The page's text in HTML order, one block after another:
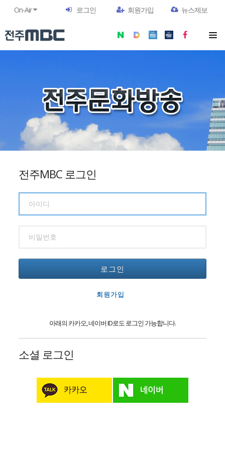
On-Air 로그인 회원가입 뉴스제보
전주MBC 로그인
로그인
회원가입
아래의 카카오, 네이버 ID로도 로그인 가능합니다.
소셜 로그인